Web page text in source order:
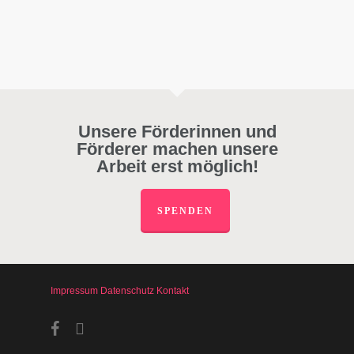
Unsere Förderinnen und
Förderer machen unsere
Arbeit erst möglich!
SPENDEN
Impressum Datenschutz Kontakt
facebookinstagram